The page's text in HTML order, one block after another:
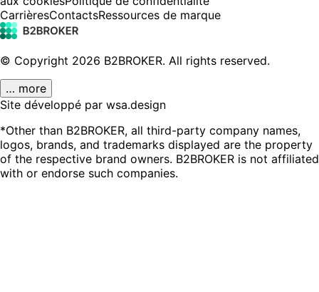
CarrièresContactsRessources de marque
© Copyright 2026 B2BROKER. All rights reserved.
… more
Site développé par wsa.design
*Other than B2BROKER, all third-party company names,
logos, brands, and trademarks displayed are the property
of the respective brand owners. B2BROKER is not affiliated
with or endorse such companies.